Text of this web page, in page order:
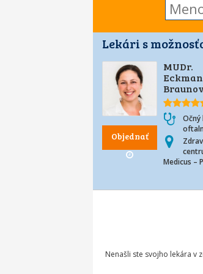
Lekári s
Objednať
MUDr.
Očný
Medicus –
Nenašli ste svojho lekára v